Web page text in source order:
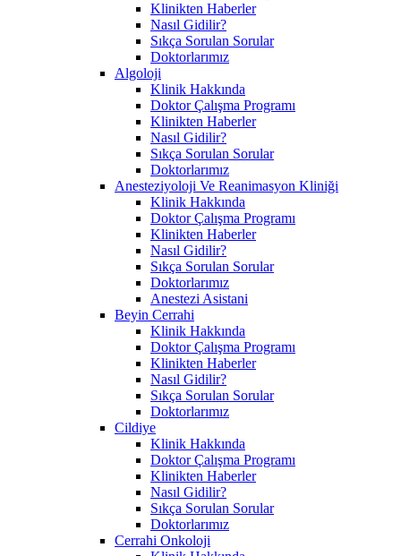
Klinikten Haberler
Nasıl Gidilir?
Sıkça Sorulan Sorular
Doktorlarımız
Algoloji
Klinik Hakkında
Doktor Çalışma Programı
Klinikten Haberler
Nasıl Gidilir?
Sıkça Sorulan Sorular
Doktorlarımız
Anesteziyoloji Ve Reanimasyon Kliniği
Klinik Hakkında
Doktor Çalışma Programı
Klinikten Haberler
Nasıl Gidilir?
Sıkça Sorulan Sorular
Doktorlarımız
Anestezi Asistani
Beyin Cerrahi
Klinik Hakkında
Doktor Çalışma Programı
Klinikten Haberler
Nasıl Gidilir?
Sıkça Sorulan Sorular
Doktorlarımız
Cildiye
Klinik Hakkında
Doktor Çalışma Programı
Klinikten Haberler
Nasıl Gidilir?
Sıkça Sorulan Sorular
Doktorlarımız
Cerrahi Onkoloji